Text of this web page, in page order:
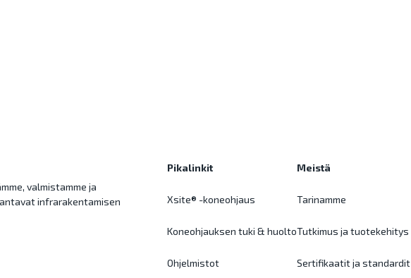
valmistamme ja
infrarakentamisen
Pikalinkit
Xsite® -koneohjaus
Koneohjauksen tuki & huolto
Ohjelmistot
Meistä
Tarinamme
Tutkimus ja tuotekehitys
Sertifikaatit ja standardit